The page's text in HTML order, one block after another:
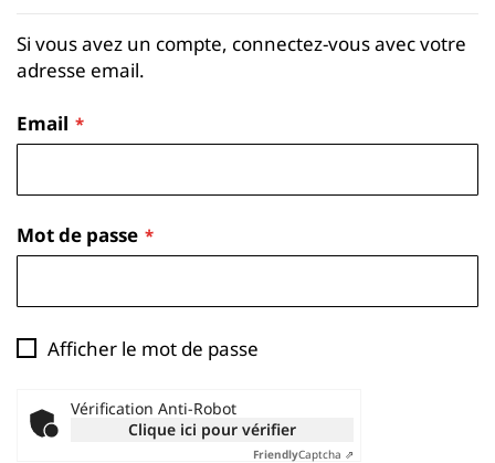
Si vous avez un compte, connectez-vous avec votre
adresse email.
Email
Mot de passe
Afficher le mot de passe
Vérification Anti-Robot
Clique ici pour vérifier
FriendlyCaptcha ⇗